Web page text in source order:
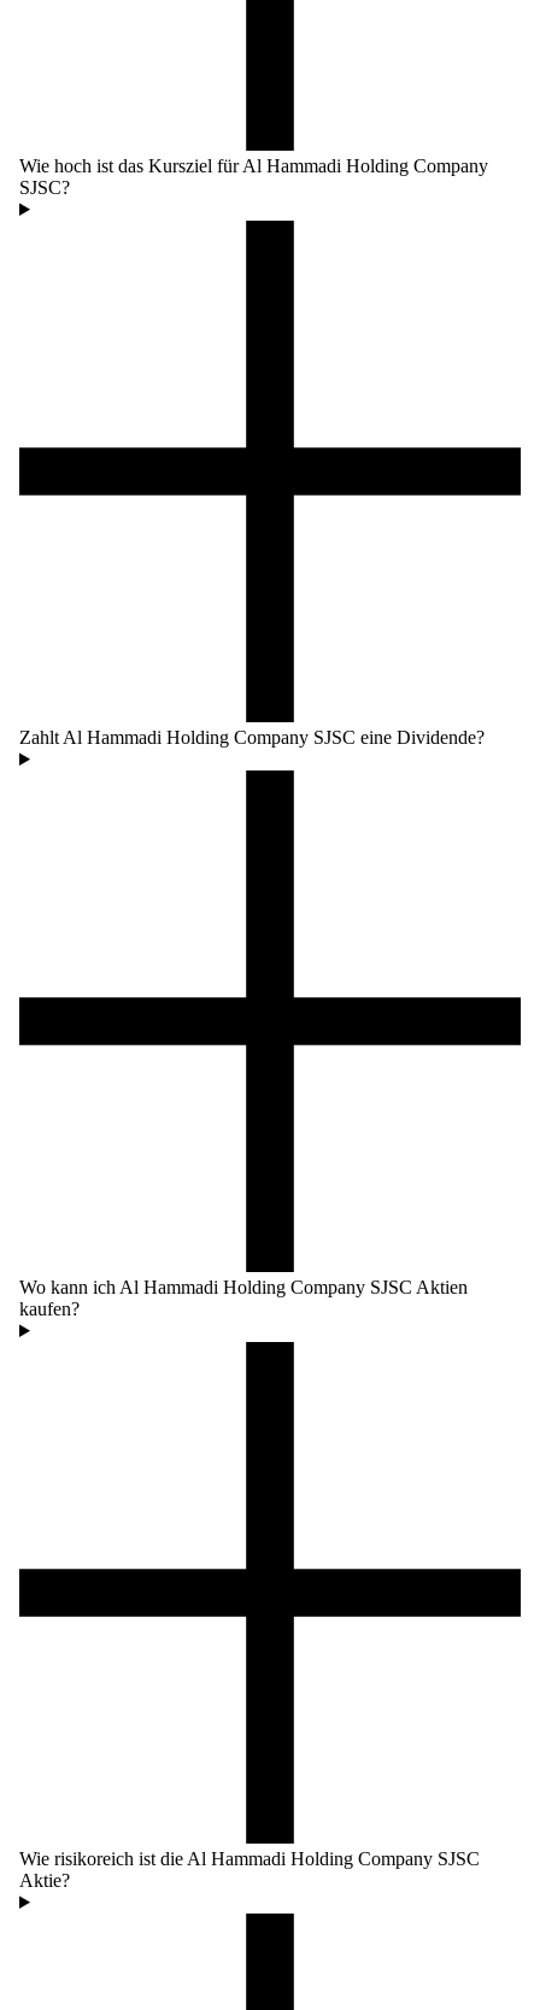
Wie hoch ist das Kursziel für Al Hammadi Holding Company
SJSC?
Zahlt Al Hammadi Holding Company SJSC eine Dividende?
Wo kann ich Al Hammadi Holding Company SJSC Aktien
kaufen?
Wie risikoreich ist die Al Hammadi Holding Company SJSC
Aktie?